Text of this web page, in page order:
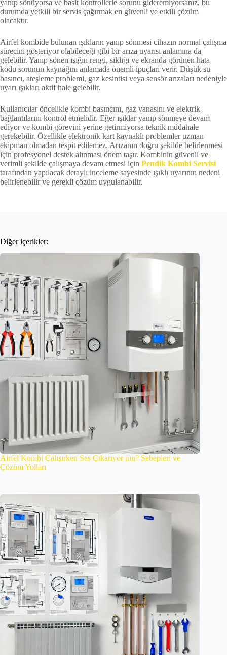
yanıp sönüyorsa ve basit kontrollerle sorunu gideremiyorsanız, bu
durumda yetkili bir servis çağırmak en güvenli ve etkili çözüm
olacaktır​.
Airfel kombide bulunan ışıkların yanıp sönmesi cihazın normal çalışma
sürecini gösteriyor olabileceği gibi bir arıza uyarısı anlamına da
gelebilir. Yanıp sönen ışığın rengi, sıklığı ve ekranda görünen hata
kodu sorunun kaynağını anlamada önemli ipuçları verir. Düşük su
basıncı, ateşleme problemi, gaz kesintisi veya sensör arızaları nedeniyle
uyarı ışıkları aktif hale gelebilir.
Kullanıcılar öncelikle kombi basıncını, gaz vanasını ve elektrik
bağlantılarını kontrol etmelidir. Eğer ışıklar yanıp sönmeye devam
ediyor ve kombi görevini yerine getirmiyorsa teknik müdahale
gerekebilir. Özellikle elektronik kart kaynaklı problemler uzman
ekipman olmadan tespit edilemez. Arızanın doğru şekilde belirlenmesi
için profesyonel destek alınması önem taşır. Kombinin güvenli ve
verimli şekilde çalışmaya devam etmesi için Pendik Kombi Servisi
tarafından yapılacak detaylı inceleme sayesinde ışıklı uyarının nedeni
belirlenebilir ve gerekli çözüm uygulanabilir.
Diğer içerikler:
Airfel Kombi Çalışırken Ses Çıkarıyor mu? Sebepleri ve
Çözüm Yolları